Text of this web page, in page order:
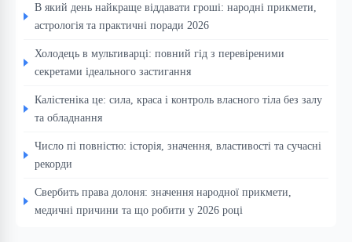
В який день найкраще віддавати гроші: народні прикмети,
астрологія та практичні поради 2026
Холодець в мультиварці: повний гід з перевіреними
секретами ідеального застигання
Калістеніка це: сила, краса і контроль власного тіла без залу
та обладнання
Число пі повністю: історія, значення, властивості та сучасні
рекорди
Свербить права долоня: значення народної прикмети,
медичні причини та що робити у 2026 році